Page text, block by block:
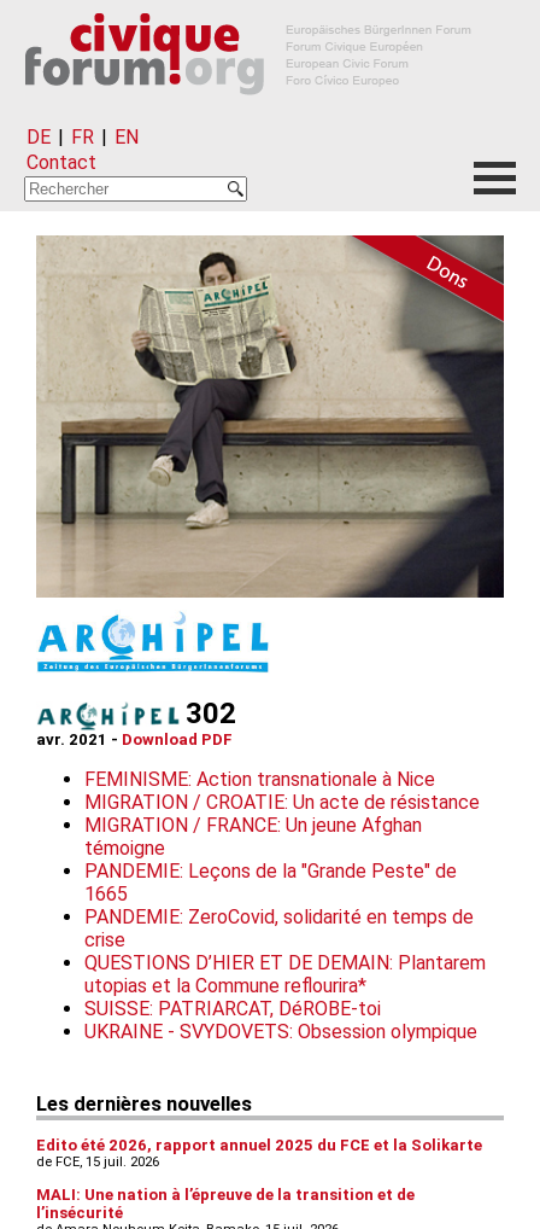
DE | FR | EN
Contact
302
avr. 2021 - Download PDF
FEMINISME: Action transnationale à Nice
MIGRATION / CROATIE: Un acte de résistance
MIGRATION / FRANCE: Un jeune Afghan
témoigne
PANDEMIE: Leçons de la "Grande Peste" de
1665
PANDEMIE: ZeroCovid, solidarité en temps de
crise
QUESTIONS D’HIER ET DE DEMAIN: Plantarem
utopias et la Commune reflourira*
SUISSE: PATRIARCAT, DéROBE-toi
UKRAINE - SVYDOVETS: Obsession olympique